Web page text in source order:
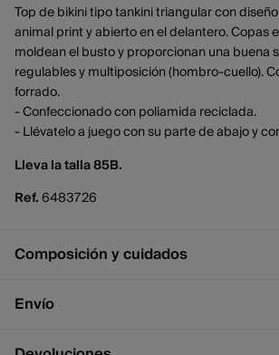
Top de bikini tipo tankini triangular con
animal print y abierto en el delantero. Copas
moldean el busto y proporcionan una buena
regulables y multiposición (hombro-cuello).
forrado.
- Confeccionado con poliamida reciclada.
- Llévatelo a juego con su parte de abajo y
Lleva la talla 85B.
Ref.6483726
Composición y cuidados
Composición
Envío
Envío a tienda